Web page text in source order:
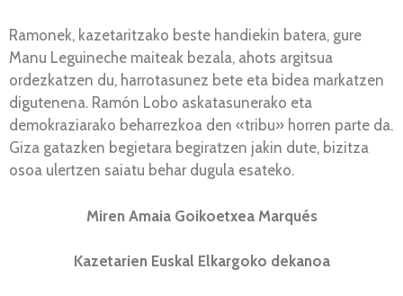
Ramonek, kazetaritzako beste handiekin batera, gure
Manu Leguineche maiteak bezala, ahots argitsua
ordezkatzen du, harrotasunez bete eta bidea markatzen
digutenena. Ramón Lobo askatasunerako eta
demokraziarako beharrezkoa den «tribu» horren parte da.
Giza gatazken begietara begiratzen jakin dute, bizitza
osoa ulertzen saiatu behar dugula esateko.
Miren Amaia Goikoetxea Marqués
Kazetarien Euskal Elkargoko dekanoa